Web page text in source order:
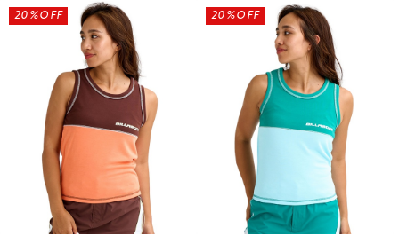
20%OFF 20%OFF